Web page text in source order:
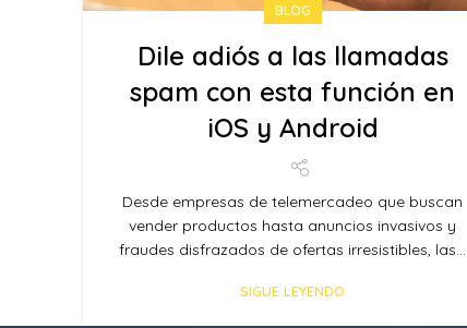
BLOG
Dile adiós a las llamadas
spam con esta función en
iOS y Android
Desde empresas de telemercadeo que buscan
vender productos hasta anuncios invasivos y
fraudes disfrazados de ofertas irresistibles, las...
SIGUE LEYENDO